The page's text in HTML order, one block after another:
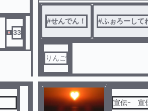
33
#せんでん！ #ふぉろーして
りんご